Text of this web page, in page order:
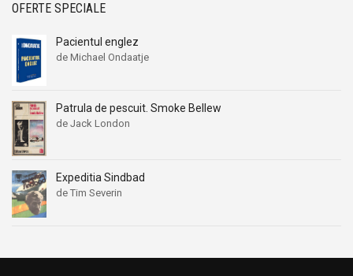
OFERTE SPECIALE
Pacientul englez
de Michael Ondaatje
Patrula de pescuit. Smoke Bellew
de Jack London
Expeditia Sindbad
de Tim Severin